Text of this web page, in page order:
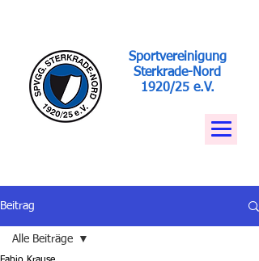
Sportvereinigung
Sterkrade-Nord
1920/25 e.V.
Beitrag
Alle Beiträge